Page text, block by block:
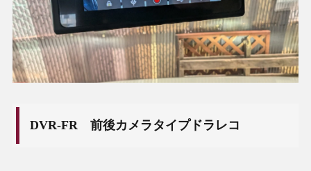
DVR-FR 前後カメラタイプドラレコ